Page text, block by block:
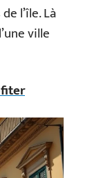
l’île. Là
ville